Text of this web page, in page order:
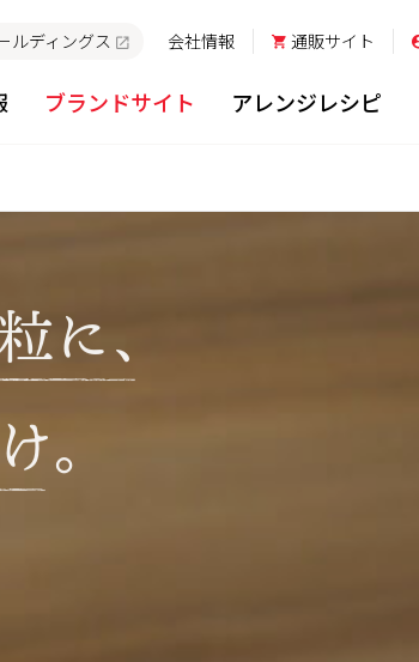
ルディングス 会社情報 通販サイト
ブランドサイト アレンジレシピ
に、
。